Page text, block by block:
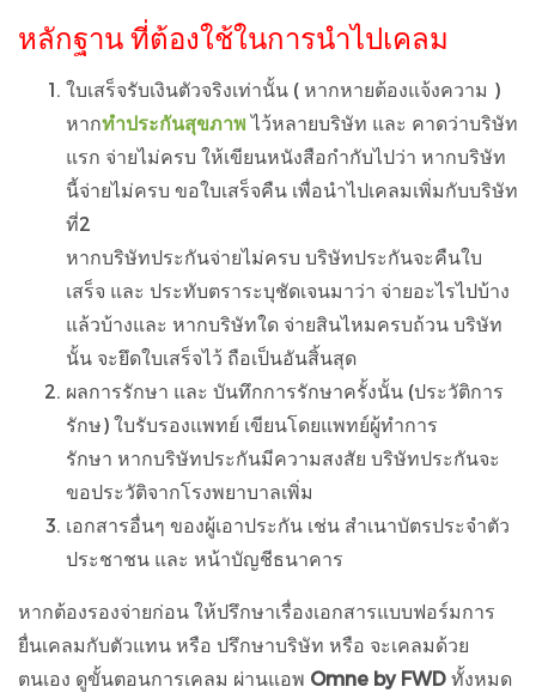
หลักฐาน ที่ต้องใช้ในการนำไปเคลม
ใบเสร็จรับเงินตัวจริงเท่านั้น ( หากหายต้องแจ้งความ )
หากทำประกันสุขภาพ ไว้หลายบริษัท และ คาดว่าบริษัท
แรก จ่ายไม่ครบ ให้เขียนหนังสือกำกับไปว่า หากบริษัท
นี้จ่ายไม่ครบ ขอใบเสร็จคืน เพื่อนำไปเคลมเพิ่มกับบริษัท
ที่2
หากบริษัทประกันจ่ายไม่ครบ บริษัทประกันจะคืนใบ
เสร็จ และ ประทับตราระบุชัดเจนมาว่า จ่ายอะไรไปบ้าง
แล้วบ้างและ หากบริษัทใด จ่ายสินไหมครบถ้วน บริษัท
นั้น จะยึดใบเสร็จไว้ ถือเป็นอันสิ้นสุด
ผลการรักษา และ บันทึกการรักษาครั้งนั้น (ประวัติการ
รักษ) ใบรับรองแพทย์ เขียนโดยแพทย์ผู้ทำการ
รักษา หากบริษัทประกันมีความสงสัย บริษัทประกันจะ
ขอประวัติจากโรงพยาบาลเพิ่ม
เอกสารอื่นๆ ของผู้เอาประกัน เช่น สำเนาบัตรประจำตัว
ประชาชน และ หน้าบัญชีธนาคาร
หากต้องรองจ่ายก่อน ให้ปรึกษาเรื่องเอกสารแบบฟอร์มการ
ยื่นเคลมกับตัวแทน หรือ ปรึกษาบริษัท หรือ จะเคลมด้วย
ตนเอง ดูขั้นตอนการเคลม ผ่านแอพ Omne by FWD ทั้งหมด